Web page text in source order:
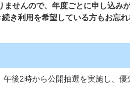
せんので、年度ごとに申し込みが
き利用を希望している方もお忘れ
後2時から公開抽選を実施し、